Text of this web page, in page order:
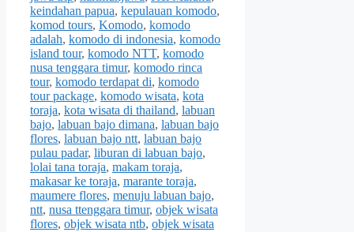
keindahan papua, kepulauan komodo,
komod tours, Komodo, komodo
adalah, komodo di indonesia, komodo
island tour, komodo NTT, komodo
nusa tenggara timur, komodo rinca
tour, komodo terdapat di, komodo
tour package, komodo wisata, kota
toraja, kota wisata di thailand, labuan
bajo, labuan bajo dimana, labuan bajo
flores, labuan bajo ntt, labuan bajo
pulau padar, liburan di labuan bajo,
lolai tana toraja, makam toraja,
makasar ke toraja, marante toraja,
maumere flores, menuju labuan bajo,
ntt, nusa ttenggara timur, objek wisata
flores, objek wisata ntb, objek wisata